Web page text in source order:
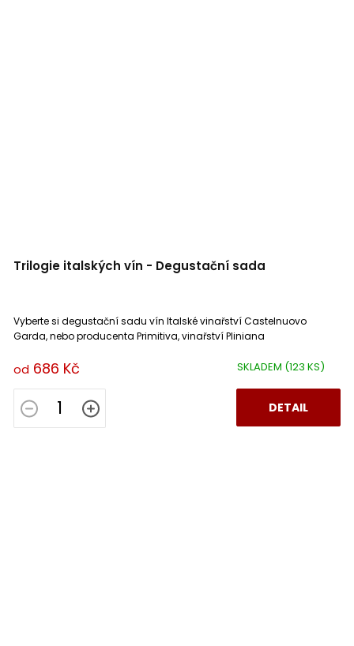
Trilogie italských vín - Degustační sada
SKLADEM (123 KS)
od 686 Kč
DETAIL
Vyberte si degustační sadu vín Italské vinařství Castelnuovo
Garda, nebo producenta Primitiva, vinařství Pliniana